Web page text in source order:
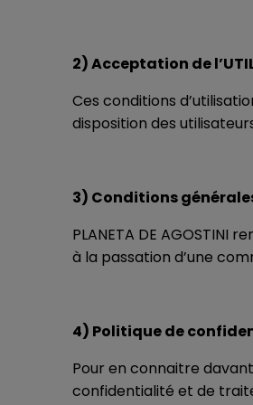
2) Acceptation de
Ces conditions
disposition des
3) Conditions
PLANETA DE
à la passation d’une
4) Politique de
Pour en connaitre
confidentialité et de